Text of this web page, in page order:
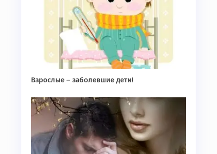
Взрослые – заболевшие дети!